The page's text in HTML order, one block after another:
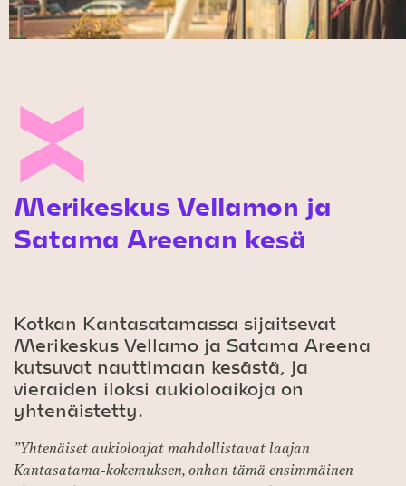
Merikeskus Vellamon ja
Satama Areenan kesä
Kotkan Kantasatamassa sijaitsevat
Merikeskus Vellamo ja Satama Areena
kutsuvat nauttimaan kesästä, ja
vieraiden iloksi aukioloaikoja on
yhtenäistetty.
”Yhtenäiset aukioloajat mahdollistavat laajan
Kantasatama-kokemuksen, onhan tämä ensimmäinen